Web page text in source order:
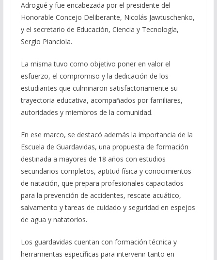
Adrogué y fue encabezada por el presidente del
Honorable Concejo Deliberante, Nicolás Jawtuschenko,
y el secretario de Educación, Ciencia y Tecnología,
Sergio Pianciola.
La misma tuvo como objetivo poner en valor el
esfuerzo, el compromiso y la dedicación de los
estudiantes que culminaron satisfactoriamente su
trayectoria educativa, acompañados por familiares,
autoridades y miembros de la comunidad.
En ese marco, se destacó además la importancia de la
Escuela de Guardavidas, una propuesta de formación
destinada a mayores de 18 años con estudios
secundarios completos, aptitud física y conocimientos
de natación, que prepara profesionales capacitados
para la prevención de accidentes, rescate acuático,
salvamento y tareas de cuidado y seguridad en espejos
de agua y natatorios.
Los guardavidas cuentan con formación técnica y
herramientas específicas para intervenir tanto en